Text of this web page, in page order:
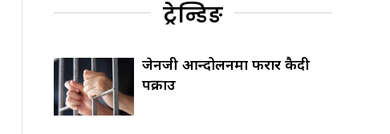
ट्रेन्डिङ
जेनजी आन्दोलनमा फरार कैदी
पक्राउ